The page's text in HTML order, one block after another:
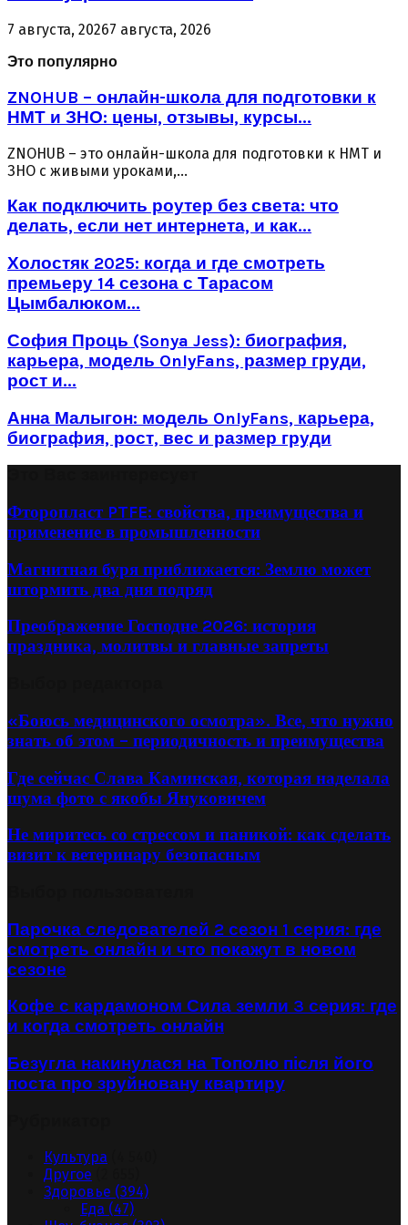
7 августа, 20267 августа, 2026
Это популярно
ZNOHUB – онлайн-школа для подготовки к
НМТ и ЗНО: цены, отзывы, курсы...
ZNOHUB – это онлайн-школа для подготовки к НМТ и
ЗНО с живыми уроками,...
Как подключить роутер без света: что
делать, если нет интернета, и как...
Холостяк 2025: когда и где смотреть
премьеру 14 сезона с Тарасом
Цымбалюком...
София Проць (Sonya Jess): биография,
карьера, модель OnlyFans, размер груди,
рост и...
Анна Малыгон: модель OnlyFans, карьера,
биография, рост, вес и размер груди
Фторопласт PTFE: свойства, преимущества и
применение в промышленности
Магнитная буря приближается: Землю может
штормить два дня подряд
Преображение Господне 2026: история
праздника, молитвы и главные запреты
«Боюсь медицинского осмотра». Все, что нужно
знать об этом – периодичность и преимущества
Где сейчас Слава Каминская, которая наделала
шума фото с якобы Януковичем
Не миритесь со стрессом и паникой: как сделать
визит к ветеринару безопасным
Парочка следователей 2 сезон 1 серия: где
смотреть онлайн и что покажут в новом
сезоне
Кофе с кардамоном Сила земли 3 серия: где
и когда смотреть онлайн
Безугла накинулася на Тополю після його
поста про зруйновану квартиру
Культура
Другое
Здоровье (394)
Еда (47)